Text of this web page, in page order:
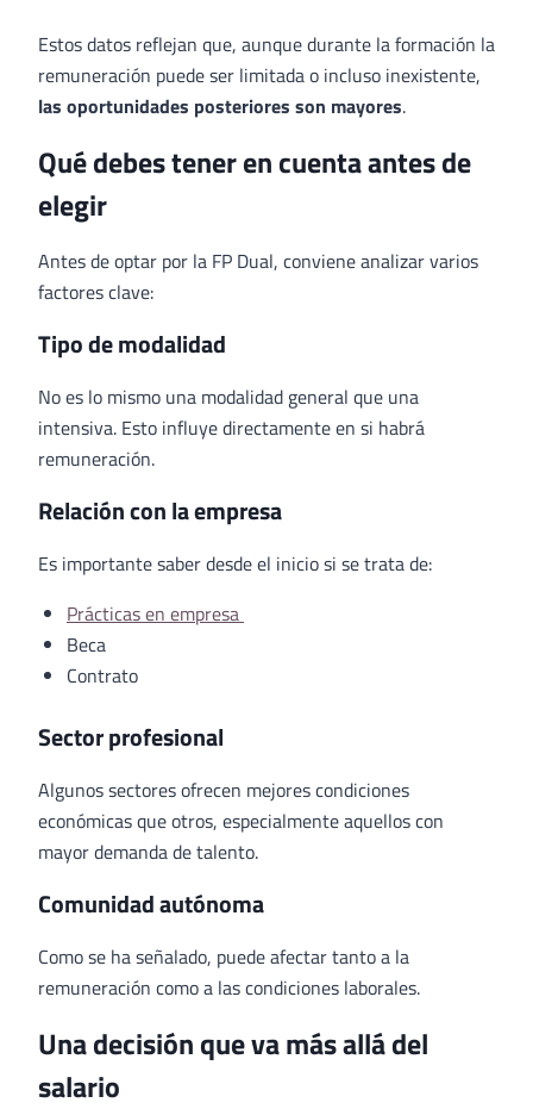
Estos datos reflejan que, aunque durante la formación la
remuneración puede ser limitada o incluso inexistente,
las oportunidades posteriores son mayores.
Qué debes tener en cuenta antes de
elegir
Antes de optar por la FP Dual, conviene analizar varios
factores clave:
Tipo de modalidad
No es lo mismo una modalidad general que una
intensiva. Esto influye directamente en si habrá
remuneración.
Relación con la empresa
Es importante saber desde el inicio si se trata de:
Prácticas en empresa
Beca
Contrato
Sector profesional
Algunos sectores ofrecen mejores condiciones
económicas que otros, especialmente aquellos con
mayor demanda de talento.
Comunidad autónoma
Como se ha señalado, puede afectar tanto a la
remuneración como a las condiciones laborales.
Una decisión que va más allá del
salario